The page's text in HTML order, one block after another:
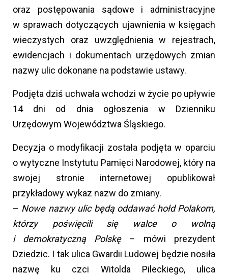
oraz postępowania sądowe i administracyjne
w sprawach dotyczących ujawnienia w księgach
wieczystych oraz uwzględnienia w rejestrach,
ewidencjach i dokumentach urzędowych zmian
nazwy ulic dokonane na podstawie ustawy.
Podjęta dziś uchwała wchodzi w życie po upływie
14 dni od dnia ogłoszenia w Dzienniku
Urzędowym Województwa Śląskiego.
Decyzja o modyfikacji została podjęta w oparciu
o wytyczne Instytutu Pamięci Narodowej, który na
swojej stronie internetowej opublikował
przykładowy wykaz nazw do zmiany.
– Nowe nazwy ulic będą oddawać hołd Polakom,
którzy poświęcili się walce o wolną
i demokratyczną Polskę– mówi prezydent
Dziedzic. I tak ulica Gwardii Ludowej będzie nosiła
nazwę ku czci Witolda Pileckiego, ulica